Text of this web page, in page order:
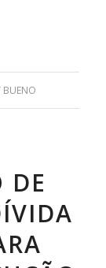
BUENO
DE